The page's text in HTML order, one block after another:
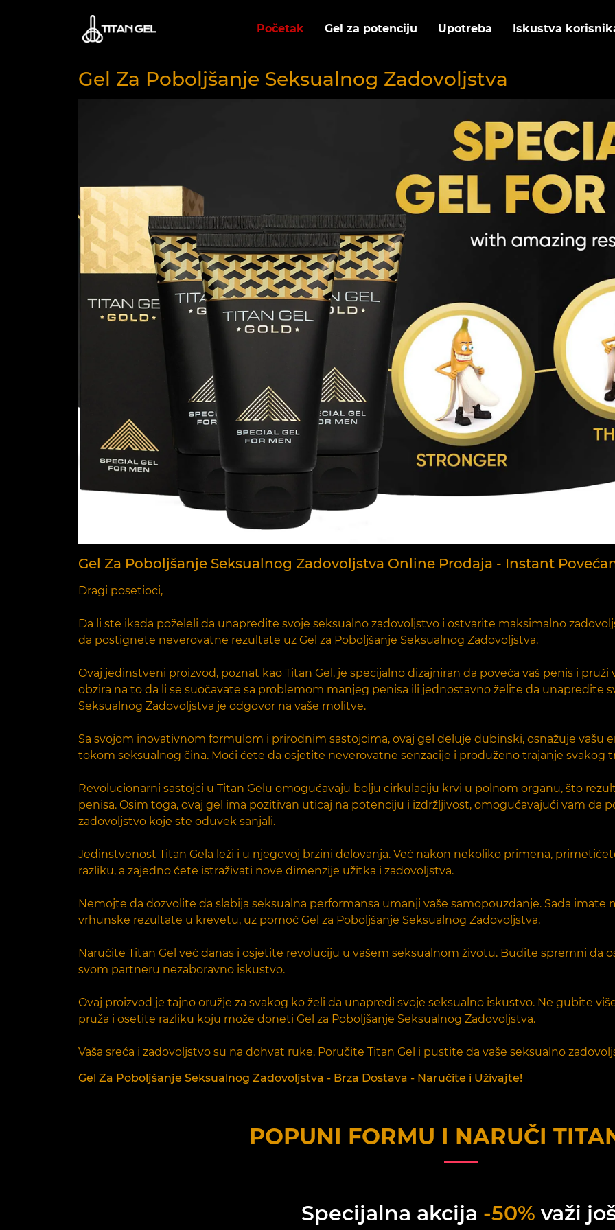
Početak Gel za potenciju Upotreba Iskustva
Gel Za Poboljšanje Seksualnog Zadovoljstva
Gel Za Poboljšanje Seksualnog Zadovoljstva Online Prodaja - Instant
Dragi posetioci,
Da li ste ikada poželeli da unapredite svoje seksualno zadovoljstvo i ostvarite maksimalno
da postignete neverovatne rezultate uz Gel za Poboljšanje Seksualnog Zadovoljstva.
Ovaj jedinstveni proizvod, poznat kao Titan Gel, je specijalno dizajniran da poveća vaš penis i
obzira na to da li se suočavate sa problemom manjeg penisa ili jednostavno želite da unapredite
Seksualnog Zadovoljstva je odgovor na vaše molitve.
Sa svojom inovativnom formulom i prirodnim sastojcima, ovaj gel deluje dubinski, osnažuje vašu
tokom seksualnog čina. Moći ćete da osjetite neverovatne senzacije i produženo trajanje svakog
Revolucionarni sastojci u Titan Gelu omogućavaju bolju cirkulaciju krvi u polnom organu, što
penisa. Osim toga, ovaj gel ima pozitivan uticaj na potenciju i izdržljivost, omogućavajući vam da
zadovoljstvo koje ste oduvek sanjali.
Jedinstvenost Titan Gela leži i u njegovoj brzini delovanja. Već nakon nekoliko primena,
razliku, a zajedno ćete istraživati nove dimenzije užitka i zadovoljstva.
Nemojte da dozvolite da slabija seksualna performansa umanji vaše samopouzdanje. Sada
vrhunske rezultate u krevetu, uz pomoć Gel za Poboljšanje Seksualnog Zadovoljstva.
Naručite Titan Gel već danas i osjetite revoluciju u vašem seksualnom životu. Budite spremni da
svom partneru nezaboravno iskustvo.
Ovaj proizvod je tajno oružje za svakog ko želi da unapredi svoje seksualno iskustvo. Ne gubite
pruža i osetite razliku koju može doneti Gel za Poboljšanje Seksualnog Zadovoljstva.
Vaša sreća i zadovoljstvo su na dohvat ruke. Poručite Titan Gel i pustite da vaše seksualno
Gel Za Poboljšanje Seksualnog Zadovoljstva - Brza Dostava - Naručite i Uživajte!
POPUNI FORMU I NARUČI
Specijalna akcija -50% važi